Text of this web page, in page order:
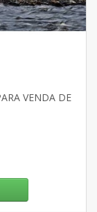
VENDA DE